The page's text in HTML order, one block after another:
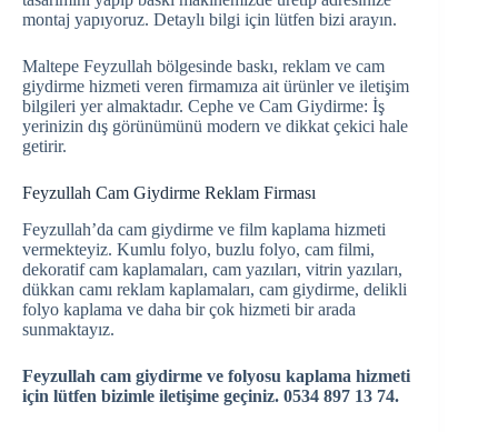
montaj yapıyoruz. Detaylı bilgi için lütfen bizi arayın.
Maltepe Feyzullah bölgesinde baskı, reklam ve cam
giydirme hizmeti veren firmamıza ait ürünler ve iletişim
bilgileri yer almaktadır. Cephe ve Cam Giydirme: İş
yerinizin dış görünümünü modern ve dikkat çekici hale
getirir.
Feyzullah Cam Giydirme Reklam Firması
Feyzullah’da cam giydirme ve film kaplama hizmeti
vermekteyiz. Kumlu folyo, buzlu folyo, cam filmi,
dekoratif cam kaplamaları, cam yazıları, vitrin yazıları,
dükkan camı reklam kaplamaları, cam giydirme, delikli
folyo kaplama ve daha bir çok hizmeti bir arada
sunmaktayız.
Feyzullah cam giydirme ve folyosu kaplama hizmeti
için lütfen bizimle iletişime geçiniz. 0534 897 13 74.